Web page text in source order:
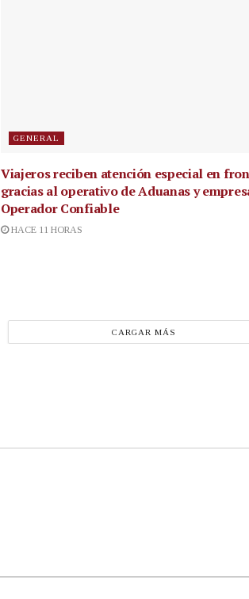
GENERAL
Viajeros reciben atención especial en
gracias al operativo de Aduanas y
Operador Confiable
HACE 11 HORAS
CARGAR MÁS